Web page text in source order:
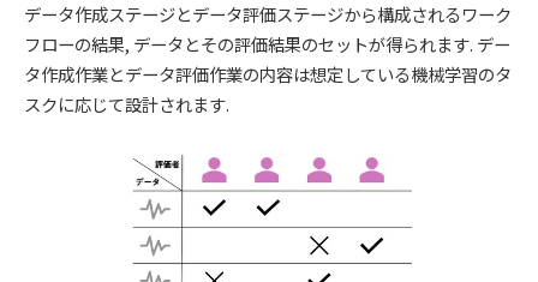
データ作成ステージとデータ評価ステージから構成されるワーク
フローの結果, データとその評価結果のセットが得られます. デー
タ作成作業とデータ評価作業の内容は想定している機械学習のタ
スクに応じて設計されます.